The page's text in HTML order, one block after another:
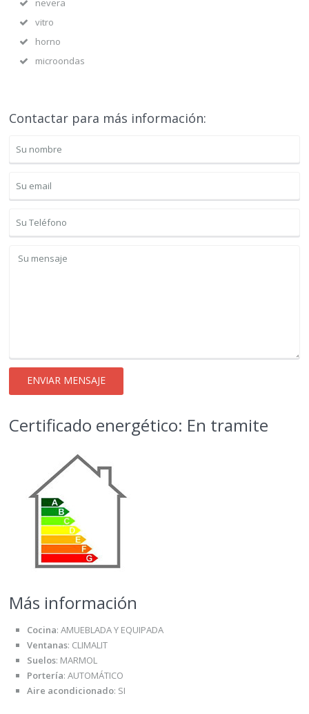
nevera
vitro
horno
microondas
Contactar para más información:
Certificado energético: En tramite
Más información
Cocina: AMUEBLADA Y EQUIPADA
Ventanas: CLIMALIT
Suelos: MARMOL
Portería: AUTOMÁTICO
Aire acondicionado: SI